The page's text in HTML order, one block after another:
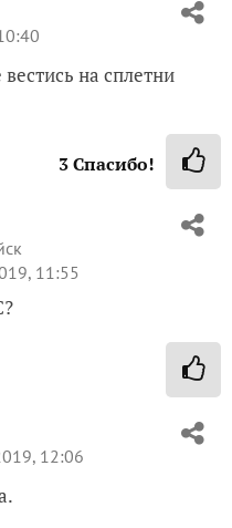
на сплетни
3Спасибо!
11:55
12:06